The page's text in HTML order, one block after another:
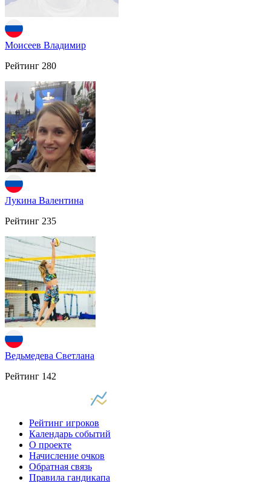
Моисеев Владимир
Рейтинг 280
Лукина Валентина
Рейтинг 235
Ведьмедева Светлана
Рейтинг 142
Рейтинг игроков
Календарь событий
О проекте
Начисление очков
Обратная связь
Правила гандикапа